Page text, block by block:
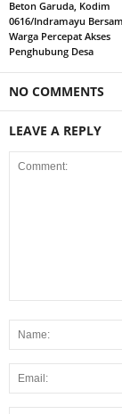
Beton Garuda, Kodim
0616/Indramayu
Warga Percepat Akses
Penghubung Desa
NO COMMENTS
LEAVE A REPLY